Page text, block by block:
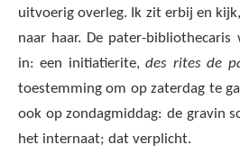
uitvoerig overleg. Ik zit erbij en
naar haar. De pater-
in: een initiatierite,des rites de
toestemming om op zaterdag te
ook op zondagmiddag: de gravin
het internaat; dat verplicht.